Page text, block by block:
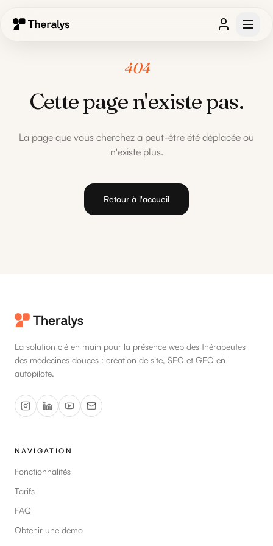
404
Cette page n'existe pas.
La page que vous cherchez a peut-être été déplacée ou
n'existe plus.
Retour à l'accueil
La solution clé en main pour la présence web des thérapeutes
des médecines douces : création de site, SEO et GEO en
autopilote.
NAVIGATION
Fonctionnalités
Tarifs
FAQ
Obtenir une démo